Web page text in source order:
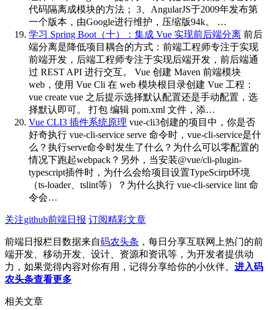
代码隔离成模块的方法； 3、AngularJS于2009年发布第
一个版本，由Google进行维护，压缩版94k。 …
学习 Spring Boot（十）：集成 Vue 实现前后端分离 前后
端分离是降低项目耦合的方式：前端工程师专注于实现
前端开发，后端工程师专注于实现后端开发，前后端通
过 REST API 进行交互。 Vue 创建 Maven 前端模块
web，使用 Vue Cli 在 web 模块根目录创建 Vue 工程：
vue create vue 之后提示选择默认配置还是手动配置，选
择默认即可。 打包 编辑 pom.xml 文件，添…
Vue CLI3 插件系统原理 vue-cli3创建的项目中，你是否
好奇执行 vue-cli-service serve 命令时，vue-cli-service是什
么？执行serve命令时发生了什么？为什么可以零配置的
情况下跑起webpack？另外，当安装@vue/cli-plugin-
typescript插件时，为什么会给项目设置TypeScirpt环境
（ts-loader、tslint等）？为什么执行 vue-cli-service lint 命
令会…
关注github前端日报 订阅精彩文章
前端日报栏目数据来自码农头条 ，每日分享互联网上热门的前
端开发、移动开发、设计、资源和资讯等，为开发者提供动
力，如果觉得内容对你有用，记得分享给你的小伙伴。 进入码
农头条查看更多
相关文章